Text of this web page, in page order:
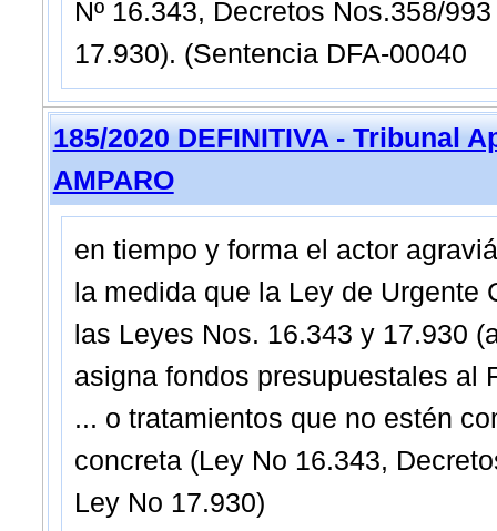
Nº 16.343, Decretos Nos.358/
17.930). (Sentencia DFA-00040
185/2020 DEFINITIVA - Tribunal
AMPARO
en tiempo y forma el actor
la medida que la Ley de
las Leyes Nos. 16.343 y 17.930
asigna fondos presupuestales al
... o tratamientos que no estén
concreta (Ley No 16.343,
Ley No 17.930)